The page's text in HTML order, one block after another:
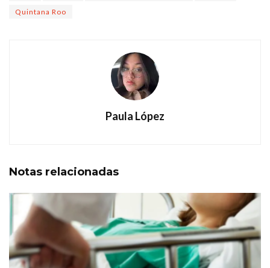
Quintana Roo
Paula López
Notas relacionadas